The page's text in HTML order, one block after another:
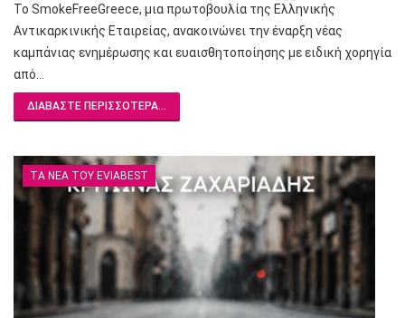
Το SmokeFreeGreece, μια πρωτοβουλία της Ελληνικής
Αντικαρκινικής Εταιρείας, ανακοινώνει την έναρξη νέας
καμπάνιας ενημέρωσης και ευαισθητοποίησης με ειδική χορηγία
από…
ΔΙΑΒΆΣΤΕ ΠΕΡΙΣΣΌΤΕΡΑ...
ΤΑ ΝΈΑ ΤΟΥ EVIABEST